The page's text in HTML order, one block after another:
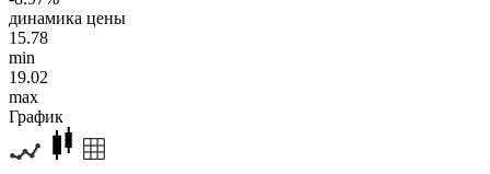
динамика цены
15.78
min
19.02
max
График